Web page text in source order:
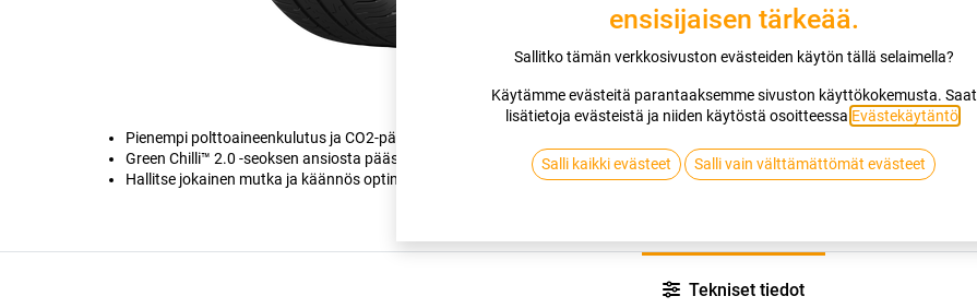
Pienempi polttoaineenkulutus ja CO2-päästöt.
Green Chilli™ 2.0 -seoksen ansiosta pääset pidemmälle.
Hallitse jokainen mutka ja käännös optimoidun pidon ja käsiteltävyyden ansiosta.
Tekniset tiedot
ensisijaisen tärkeää.
Sallitko tämän verkkosivuston evästeiden käytön tällä selaimella?
Käytämme evästeitä parantaaksemme sivuston käyttökokemusta. Saat
lisätietoja evästeistä ja niiden käytöstä osoitteessa Evästekäytäntö.
Salli kaikki evästeet Salli vain välttämättömät evästeet